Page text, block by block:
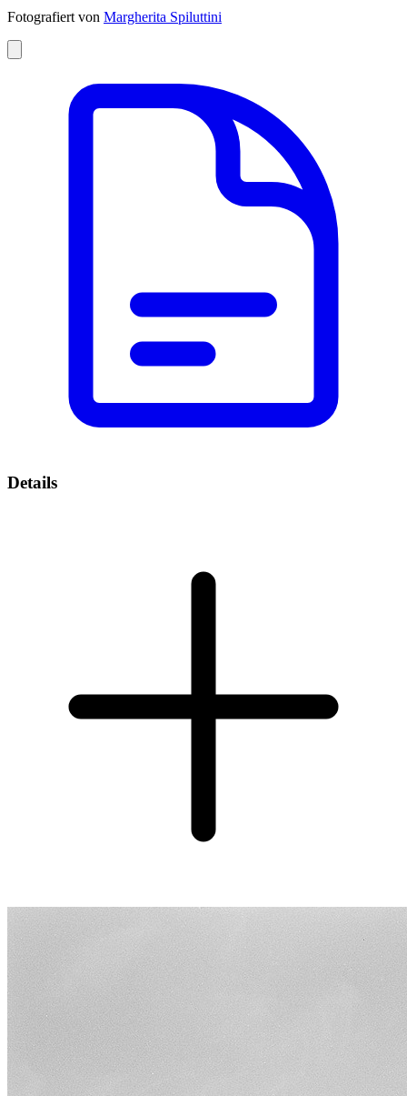
Fotografiert von Margherita Spiluttini
Details